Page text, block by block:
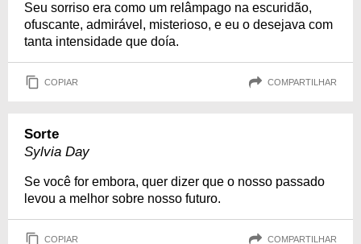
Seu sorriso era como um relâmpago na escuridão,
ofuscante, admirável, misterioso, e eu o desejava com
tanta intensidade que doía.
COPIAR COMPARTILHAR
Sorte
Sylvia Day
Se você for embora, quer dizer que o nosso passado
levou a melhor sobre nosso futuro.
COPIAR COMPARTILHAR